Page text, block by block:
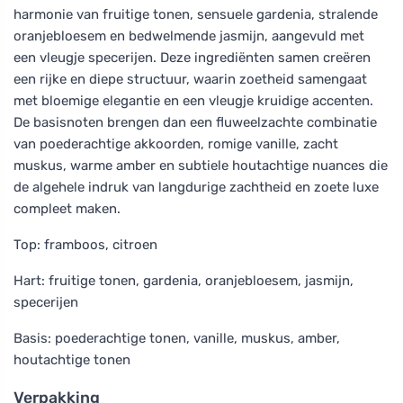
harmonie van fruitige tonen, sensuele gardenia, stralende
oranjebloesem en bedwelmende jasmijn, aangevuld met
een vleugje specerijen. Deze ingrediënten samen creëren
een rijke en diepe structuur, waarin zoetheid samengaat
met bloemige elegantie en een vleugje kruidige accenten.
De basisnoten brengen dan een fluweelzachte combinatie
van poederachtige akkoorden, romige vanille, zacht
muskus, warme amber en subtiele houtachtige nuances die
de algehele indruk van langdurige zachtheid en zoete luxe
compleet maken.
Top: framboos, citroen
Hart: fruitige tonen, gardenia, oranjebloesem, jasmijn,
specerijen
Basis: poederachtige tonen, vanille, muskus, amber,
houtachtige tonen
Verpakking